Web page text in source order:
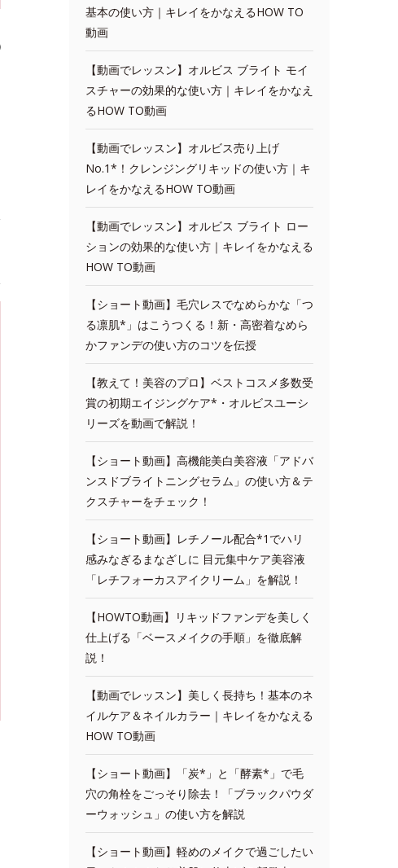
基本の使い方｜キレイをかなえるHOW TO
動画
【動画でレッスン】オルビス ブライト モイ
スチャーの効果的な使い方｜キレイをかなえ
るHOW TO動画
【動画でレッスン】オルビス売り上げ
No.1*！クレンジングリキッドの使い方｜キ
レイをかなえるHOW TO動画
【動画でレッスン】オルビス ブライト ロー
ションの効果的な使い方｜キレイをかなえる
HOW TO動画
【ショート動画】毛穴レスでなめらかな「つ
る凛肌*」はこうつくる！新・高密着なめら
かファンデの使い方のコツを伝授
【教えて！美容のプロ】ベストコスメ多数受
賞の初期エイジングケア*・オルビスユーシ
リーズを動画で解説！
【ショート動画】高機能美白美容液「アドバ
ンスドブライトニングセラム」の使い方＆テ
クスチャーをチェック！
【ショート動画】レチノール配合*1でハリ
感みなぎるまなざしに 目元集中ケア美容液
「レチフォーカスアイクリーム」を解説！
【HOWTO動画】リキッドファンデを美しく
仕上げる「ベースメイクの手順」を徹底解
説！
【動画でレッスン】美しく長持ち！基本のネ
イルケア＆ネイルカラー｜キレイをかなえる
HOW TO動画
【ショート動画】「炭*」と「酵素*」で毛
穴の角栓をごっそり除去！「ブラックパウダ
ーウォッシュ」の使い方を解説
【ショート動画】軽めのメイクで過ごしたい